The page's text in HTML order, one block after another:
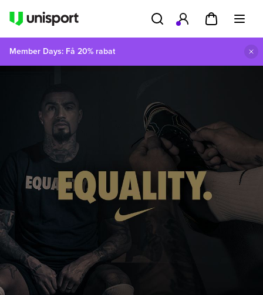
Member Days: Få 20% rabat